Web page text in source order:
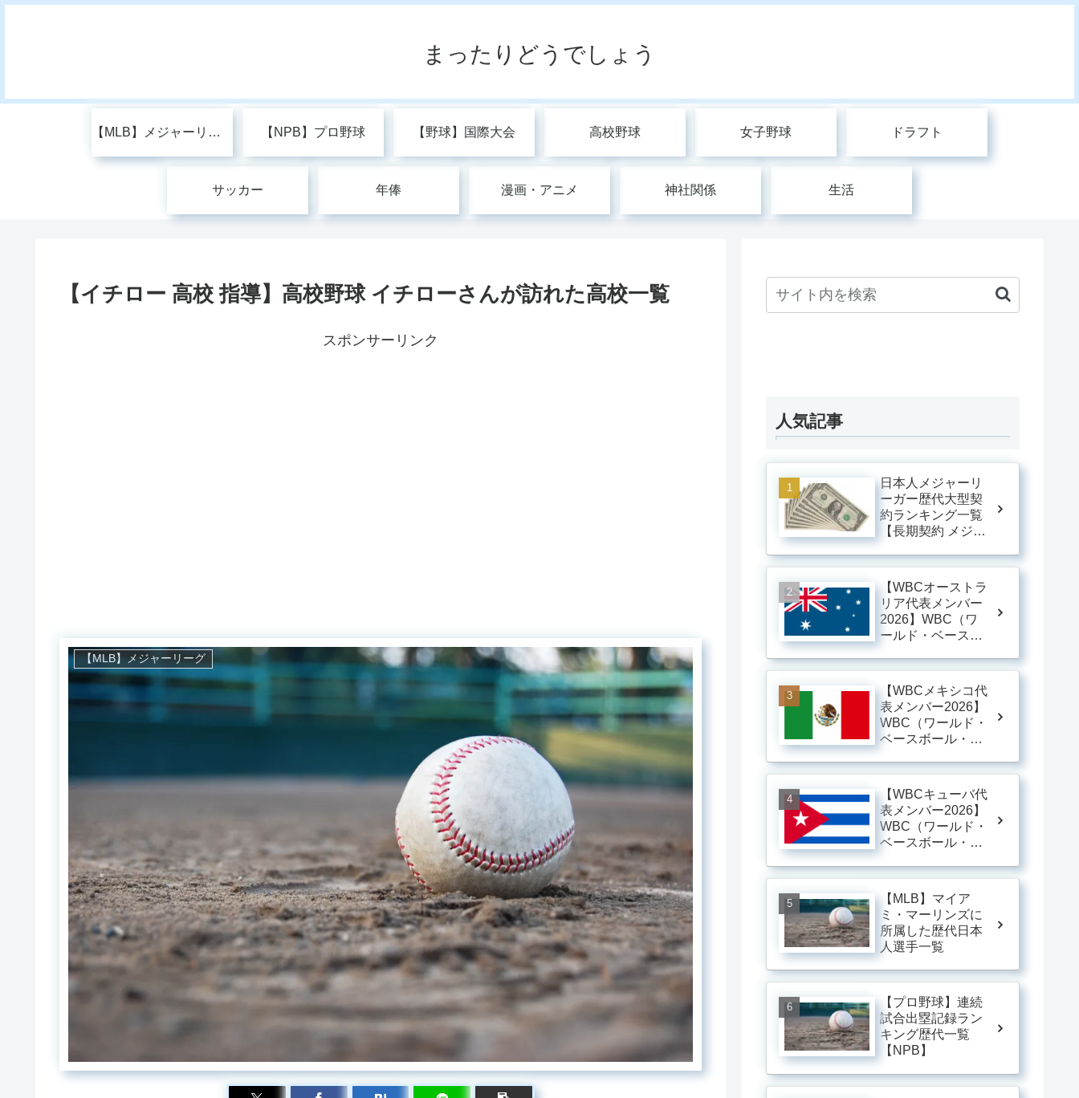
まったりどうでしょう
【MLB】メジャーリーグ 【NPB】プロ野球 【野球】国際大会 高校野球 女子野球 ドラフト
サッカー 年俸 漫画・アニメ 神社関係 生活
【イチロー 高校 指導】高校野球 イチローさんが訪れた高校一覧
スポンサーリンク
【MLB】メジャーリーグ
人気記事
日本人メジャーリ
ーガー歴代大型契
約ランキング一覧
【長期契約 メジャ
【WBCオーストラ
リア代表メンバー
2026】WBC（ワ
ールド・ベースボ
ア代表メンバー一
覧 ※随時更新
【WBCメキシコ代
表メンバー2026】
WBC（ワールド・
ベースボール・ク
覧 ※随時更新
【WBCキューバ代
表メンバー2026】
WBC（ワールド・
ベースボール・ク
覧 ※随時更新
【MLB】マイア
ミ・マーリンズに
所属した歴代日本
人選手一覧
【プロ野球】連続
試合出塁記録ラン
キング歴代一覧
【NPB】